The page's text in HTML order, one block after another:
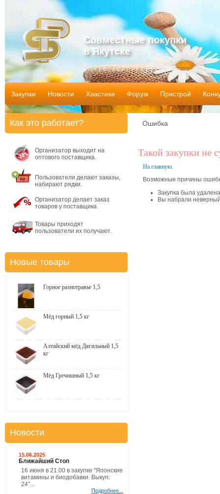
Совместные покупки
в Якутске
Закупки Новости Хвастики Форум Пристрой
Ошибка
Такой закупки не
На главную.
Возможные причины
Закупка была удалена
Вы набрали
Как это работает?
Организатор выходит на
оптового поставщика.
Пользователи делают заказы,
набирают рядки.
Организатор делает заказ
товаров у поставщика.
Товары приходят
пользователи их получают.
Новые товары
Горное разнотравье 1,5
Мёд горный 1,5 кг
Алтайский мёд Дягильный 1,5
кг
Мёд Гречишный 1,5 кг
Новости
15.06.2025
Ближайший Стоп
16 июня в 21.00 в закупке "Японские
витамины и биодобавки. Выкуп:
24"...
Подробнее...